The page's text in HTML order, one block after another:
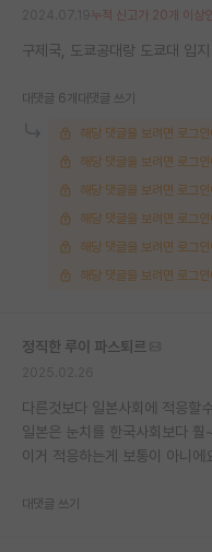
누적 신고가 20개 이상
구제국, 도쿄공대랑 도쿄대 입
대댓글 6개 대댓글 쓰기
해당 댓글을 보려면 로그
해당 댓글을 보려면 로그
해당 댓글을 보려면 로그
해당 댓글을 보려면 로그
해당 댓글을 보려면 로그
해당 댓글을 보려면 로그
정직한 루이 파스퇴르
다른것보다 일본사회에 적응할
일본은 눈치를 한국사회보다 훨
이거 적응하는게 보통이 아니
대댓글 쓰기